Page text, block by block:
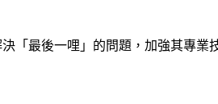
「最後一哩」的問題，加強其專業